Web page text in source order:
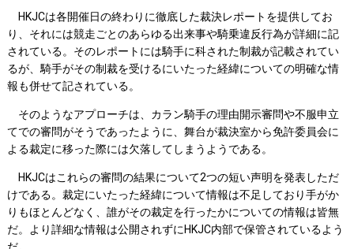
HKJCは各開催日の終わりに徹底した裁決レポートを提供してお
り、それには競走ごとのあらゆる出来事や騎乗違反行為が詳細に記
されている。そのレポートには騎手に科された制裁が記載されてい
るが、騎手がその制裁を受けるにいたった経緯についての明確な情
報も併せて記されている。
そのようなアプローチは、カラン騎手の理由開示審問や不服申立
てでの審問がそうであったように、舞台が裁決室から免許委員会に
よる裁定に移った際には欠落してしまうようである。
HKJCはこれらの審問の結果について2つの短い声明を発表しただ
けである。裁定にいたった経緯について情報は不足しており手がか
りもほとんどなく、誰がその裁定を行ったかについての情報は皆無
だ。より詳細な情報は公開されずにHKJC内部で保管されているよう